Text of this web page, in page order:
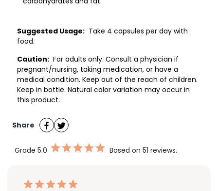
Suggested Usage: Take 4 capsules per day with
food.
Caution: For adults only. Consult a physician if
pregnant/nursing, taking medication, or have a
medical condition. Keep out of the reach of children.
Keep in bottle. Natural color variation may occur in
this product.
Share
Grade 5.0 Based on 51 reviews.